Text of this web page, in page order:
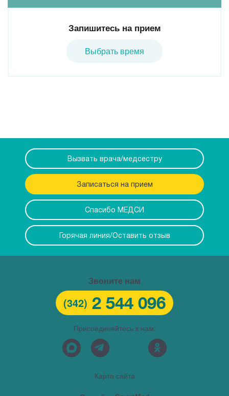
Запишитесь на прием
Выбрать время
Вызвать врача/медсестру
Записаться на прием
Спасибо МЕДСИ
Горячая линия/Оставить отзыв
Звоните нам
(342) 2 544 096
Присоединяйтесь к нам:
Карта сайта